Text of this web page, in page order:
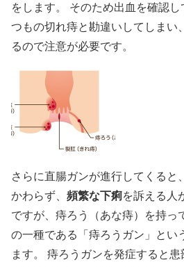
をします。 そのため出血を確認
つもの切れ痔と勘違いしてしまい
るので注意が必要です。
さらに直腸ガンが進行してくると
かわらず、 頻繁な下痢を訴える人
ですが、痔ろう（あな痔）を持っ
の一種である「痔ろうガン」とい
ます。 痔ろうガンを発症すると